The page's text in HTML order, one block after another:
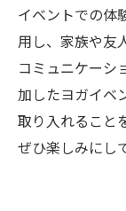
イベントでの体
用し、家族や友
コミュニケーシ
加したヨガイベ
取り入れること
ぜひ楽しみにし